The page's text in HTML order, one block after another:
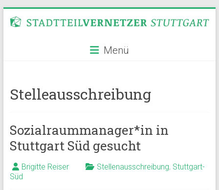
Inhalt
Stadtteilvernetzer
Menü
Stelleausschreibung
Sozialraummanager*in in
Stuttgart Süd gesucht
Brigitte Reiser Stellenausschreibung, Stuttgart-
Süd